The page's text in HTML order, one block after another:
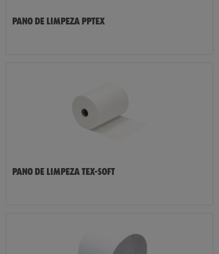
PANO DE LIMPEZA PPTEX
PANO DE LIMPEZA TEX-SOFT